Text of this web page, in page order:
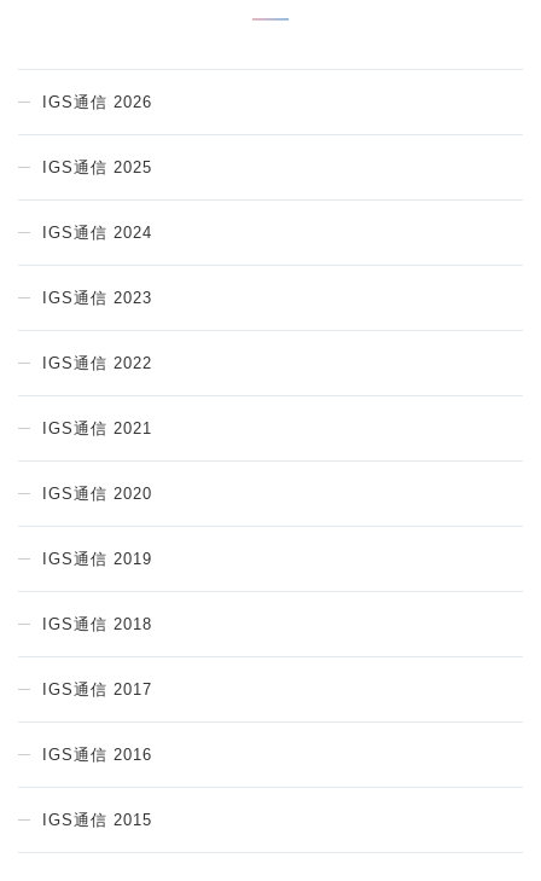
IGS通信 2026
IGS通信 2025
IGS通信 2024
IGS通信 2023
IGS通信 2022
IGS通信 2021
IGS通信 2020
IGS通信 2019
IGS通信 2018
IGS通信 2017
IGS通信 2016
IGS通信 2015